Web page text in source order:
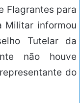
Flagrantes para
Militar informou
Tutelar da
não houve
do